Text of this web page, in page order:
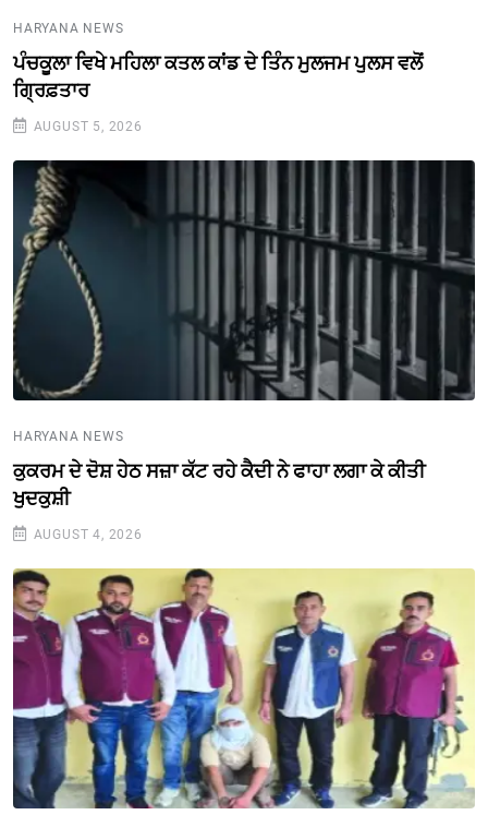
HARYANA NEWS
ਪੰਚਕੂਲਾ ਵਿਖੇ ਮਹਿਲਾ ਕਤਲ ਕਾਂਡ ਦੇ ਤਿੰਨ ਮੁਲਜਮ ਪੁਲਸ ਵਲੋਂ
ਗ੍ਰਿਫ਼ਤਾਰ
AUGUST 5, 2026
HARYANA NEWS
ਕੁਕਰਮ ਦੇ ਦੋਸ਼ ਹੇਠ ਸਜ਼ਾ ਕੱਟ ਰਹੇ ਕੈਦੀ ਨੇ ਫਾਹਾ ਲਗਾ ਕੇ ਕੀਤੀ
ਖੁਦਕੁਸ਼ੀ
AUGUST 4, 2026